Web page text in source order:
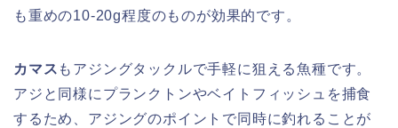
も重めの10-20g程度のものが効果的です。
カマス もアジングタックルで手軽に狙える魚種です。
アジと同様にプランクトンやベイトフィッシュを捕食
するため、アジングのポイントで同時に釣れることが